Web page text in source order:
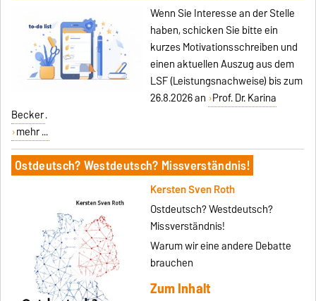
Wenn Sie Interesse an der Stelle
haben, schicken Sie bitte ein
kurzes Motivationsschreiben und
einen aktuellen Auszug aus dem
LSF (Leistungsnachweise) bis zum
26.8.2026 an Prof. Dr. Karina
Becker.
mehr ...
Ostdeutsch? Westdeutsch? Missverständnis!
Kersten Sven Roth
Ostdeutsch? Westdeutsch?
Missverständnis!
Warum wir eine andere Debatte
brauchen
Zum Inhalt